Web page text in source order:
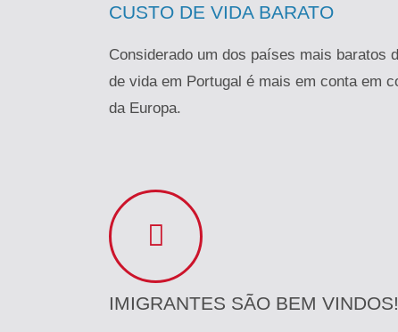
CUSTO DE VIDA BARATO
Considerado um dos países mais baratos
de vida em Portugal é mais em conta em
da Europa.
IMIGRANTES SÃO BEM VINDOS!